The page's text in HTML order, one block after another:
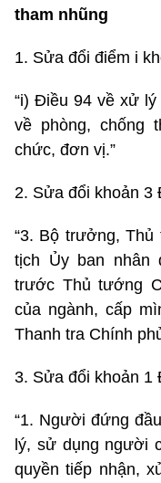
tham nhũng
1. Sửa đổi điểm i
“i) Điều 94 về xử
về phòng, chống
chức, đơn vị.”
2. Sửa đổi khoản 3
“3. Bộ trưởng,
tịch Ủy ban nhân
trước Thủ tướng
của ngành, cấp
Thanh tra Chính
3. Sửa đổi khoản 1
“1. Người đứng
lý, sử dụng người
quyền tiếp nhận,